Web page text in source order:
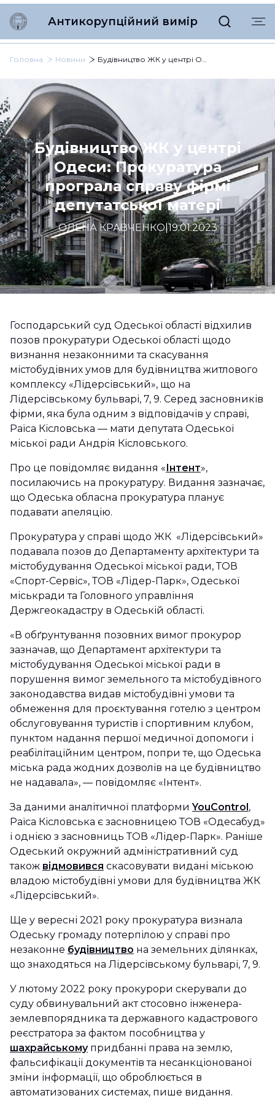
Антикорупційний вимір
Головна Новини Будівництво ЖК у центрі Одеси: Прокуратура програла справу фірмі депутатської матері
Будівництво ЖК у центрі
Одеси: Прокуратура
програла справу фірмі
депутатської матері
ОЛЕНА КРАВЧЕНКО|19.01.2023
Господарський суд Одеської області відхилив
позов прокуратури Одеської області щодо
визнання незаконними та скасування
містобудівних умов для будівництва житлового
комплексу «Лідерсівський», що на
Лідерсівському бульварі, 7, 9. Серед засновників
фірми, яка була одним з відповідачів у справі,
Раїса Кісловська — мати депутата Одеської
міської ради Андрія Кісловського.
Про це повідомляє видання «Інтент»,
посилаючись на прокуратуру. Видання зазначає,
що Одеська обласна прокуратура планує
подавати апеляцію.
Прокуратура у справі щодо ЖК «Лідерсівський»
подавала позов до Департаменту архітектури та
містобудування Одеської міської ради, ТОВ
«Спорт-Сервіс», ТОВ «Лідер-Парк», Одеської
міськради та Головного управління
Держгеокадастру в Одеській області.
«В обґрунтування позовних вимог прокурор
зазначав, що Департамент архітектури та
містобудування Одеської міської ради в
порушення вимог земельного та містобудівного
законодавства видав містобудівні умови та
обмеження для проєктування готелю з центром
обслуговування туристів і спортивним клубом,
пунктом надання першої медичної допомоги і
реабілітаційним центром, попри те, що Одеська
міська рада жодних дозволів на це будівництво
не надавала», — повідомляє «Інтент».
За даними аналітичної платформиYouControl,
Раїса Кісловська є засновницею ТОВ «Одесабуд»
і однією з засновниць ТОВ «Лідер-Парк». Раніше
Одеський окружний адміністративний суд
також відмовився скасовувати видані міською
владою містобудівні умови для будівництва ЖК
«Лідерсівський».
Ще у вересні 2021 року прокуратура визнала
Одеську громаду потерпілою у справі про
незаконне будівництво на земельних ділянках,
що знаходяться на Лідерсівському бульварі, 7, 9.
У лютому 2022 року прокурори скерували до
суду обвинувальний акт стосовно інженера-
землевпорядника та державного кадастрового
реєстратора за фактом пособництва у
шахрайськомупридбанні права на землю,
фальсифікації документів та несанкціонованої
зміни інформації, що оброблюється в
автоматизованих системах, пише видання.